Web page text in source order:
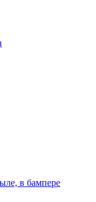
в бампере